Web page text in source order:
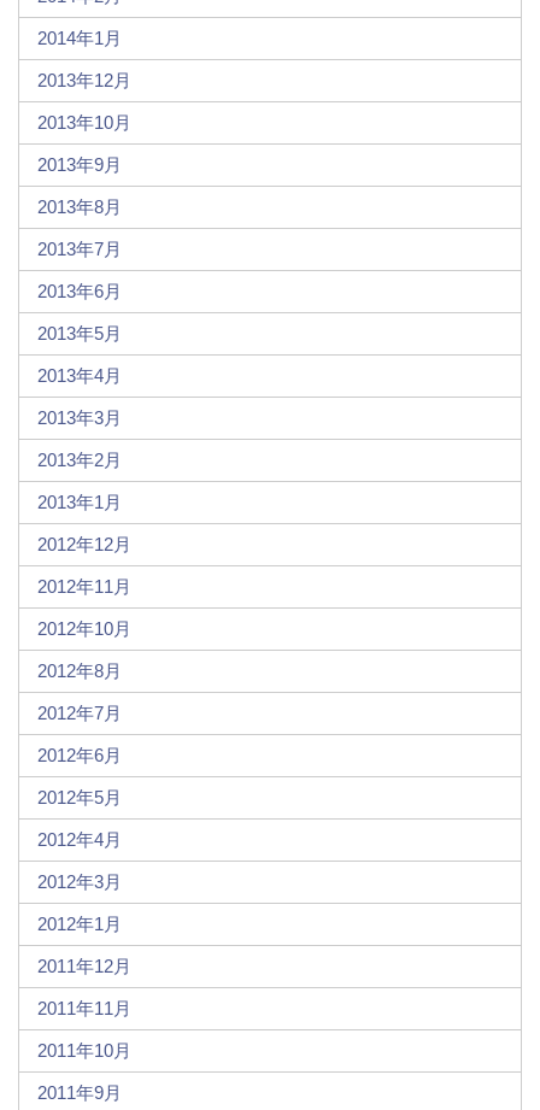
2014年1月
2013年12月
2013年10月
2013年9月
2013年8月
2013年7月
2013年6月
2013年5月
2013年4月
2013年3月
2013年2月
2013年1月
2012年12月
2012年11月
2012年10月
2012年8月
2012年7月
2012年6月
2012年5月
2012年4月
2012年3月
2012年1月
2011年12月
2011年11月
2011年10月
2011年9月